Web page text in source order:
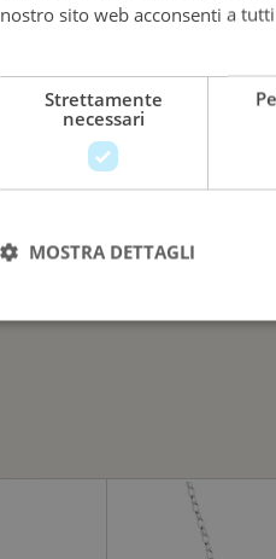
Prezzo su
nostro sito web acconsenti a
Strettamente
necessari
MOSTRA DETTAGLI